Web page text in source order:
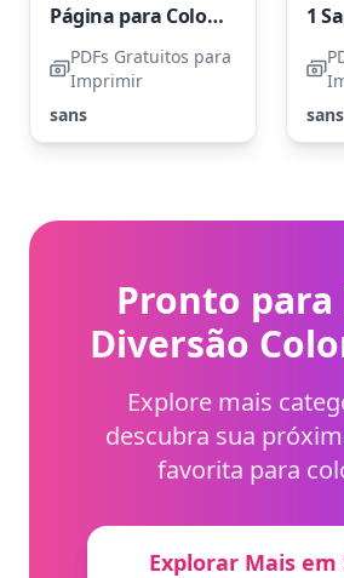
Página para Colorir Cute Sans Grátis para Imprimir
PDFs Gratuitos para
Imprimir
sans
1
sans
Pronto para
Diversão
Explore mais
descubra sua
favorita para
Explorar Mais em